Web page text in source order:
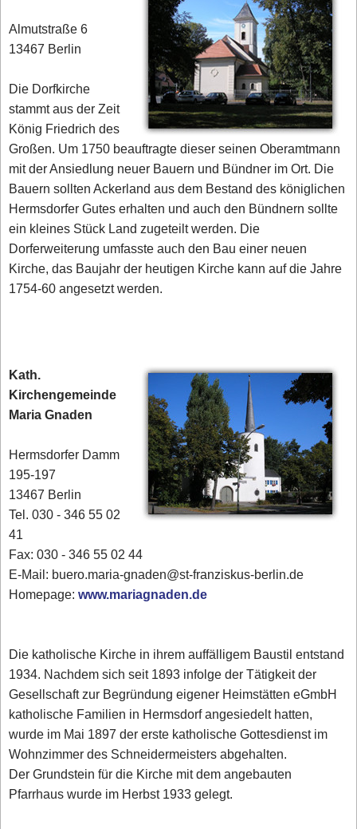
Almutstraße 6
13467 Berlin
Die Dorfkirche
stammt aus der Zeit
König Friedrich des
Großen. Um 1750 beauftragte dieser seinen Oberamtmann
mit der Ansiedlung neuer Bauern und Bündner im Ort. Die
Bauern sollten Ackerland aus dem Bestand des königlichen
Hermsdorfer Gutes erhalten und auch den Bündnern sollte
ein kleines Stück Land zugeteilt werden. Die
Dorferweiterung umfasste auch den Bau einer neuen
Kirche, das Baujahr der heutigen Kirche kann auf die Jahre
1754-60 angesetzt werden.
Kath.
Kirchengemeinde
Maria Gnaden
Hermsdorfer Damm
195-197
13467 Berlin
Tel. 030 - 346 55 02
41
Fax: 030 - 346 55 02 44
E-Mail: buero.maria-gnaden@st-franziskus-berlin.de
Homepage:www.mariagnaden.de
Die katholische Kirche in ihrem auffälligem Baustil entstand
1934. Nachdem sich seit 1893 infolge der Tätigkeit der
Gesellschaft zur Begründung eigener Heimstätten eGmbH
katholische Familien in Hermsdorf angesiedelt hatten,
wurde im Mai 1897 der erste katholische Gottesdienst im
Wohnzimmer des Schneidermeisters abgehalten.
Der Grundstein für die Kirche mit dem angebauten
Pfarrhaus wurde im Herbst 1933 gelegt.